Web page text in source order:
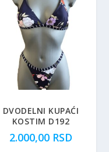
DVODELNI KUPAĆI
KOSTIM D192
2.000,00 RSD